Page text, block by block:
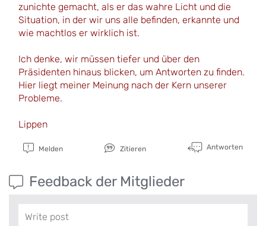
zunichte gemacht, als er das wahre Licht und die
Situation, in der wir uns alle befinden, erkannte und
wie machtlos er wirklich ist.
Ich denke, wir müssen tiefer und über den
Präsidenten hinaus blicken, um Antworten zu finden.
Hier liegt meiner Meinung nach der Kern unserer
Probleme.
Lippen
Melden Zitieren Antworten
Feedback der Mitglieder